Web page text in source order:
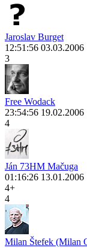
Jaroslav Burget
12:51:56 03.03.2006
3
Free Wodack
23:54:56 19.02.2006
4
Ján 73HM Mačuga
01:16:26 13.01.2006
4+
4
Milan Štefek (Milan